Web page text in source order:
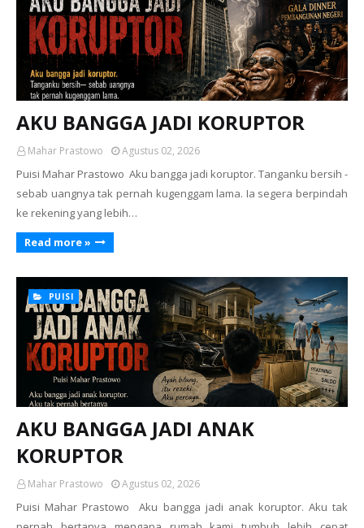
AKU BANGGA JADI KORUPTOR
Mahar Prastowo Agustus 02, 2026
Puisi Mahar Prastowo Aku bangga jadi koruptor. Tanganku bersih -
sebab uangnya tak pernah kugenggam lama. Ia segera berpindah
ke rekening yang lebih…
Read more »
PUISI
AKU BANGGA JADI ANAK
KORUPTOR
Mahar Prastowo Agustus 02, 2026
Puisi Mahar Prastowo Aku bangga jadi anak koruptor. Aku tak